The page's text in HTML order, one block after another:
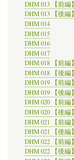
DHM 013 【前編】
DHM 013 【後編】
DHM 014
DHM 015
DHM 016
DHM 017
DHM 018 【前編】
DHM 018 【後編】
DHM 019 【前編】
DHM 019 【後編】
DHM 020 【前編】
DHM 020 【後編】
DHM 021 【前編】
DHM 021 【後編】
DHM 022 【前編】
DHM 022 【後編】